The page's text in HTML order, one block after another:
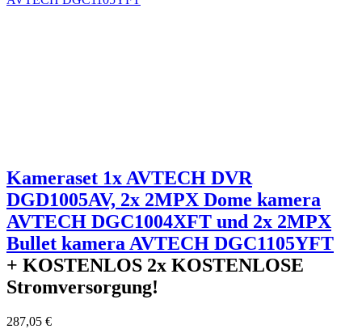
Kameraset 1x AVTECH DVR
DGD1005AV, 2x 2MPX Dome kamera
AVTECH DGC1004XFT und 2x 2MPX
Bullet kamera AVTECH DGC1105YFT
+ KOSTENLOS 2x KOSTENLOSE
Stromversorgung!
287,05 €